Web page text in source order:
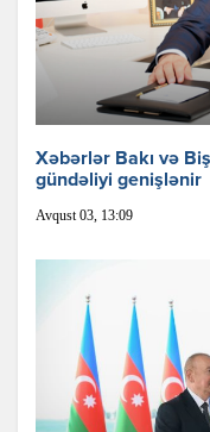
Xəbərlər Bakı və
gündəliyi genişlənir
Avqust 03, 13:09